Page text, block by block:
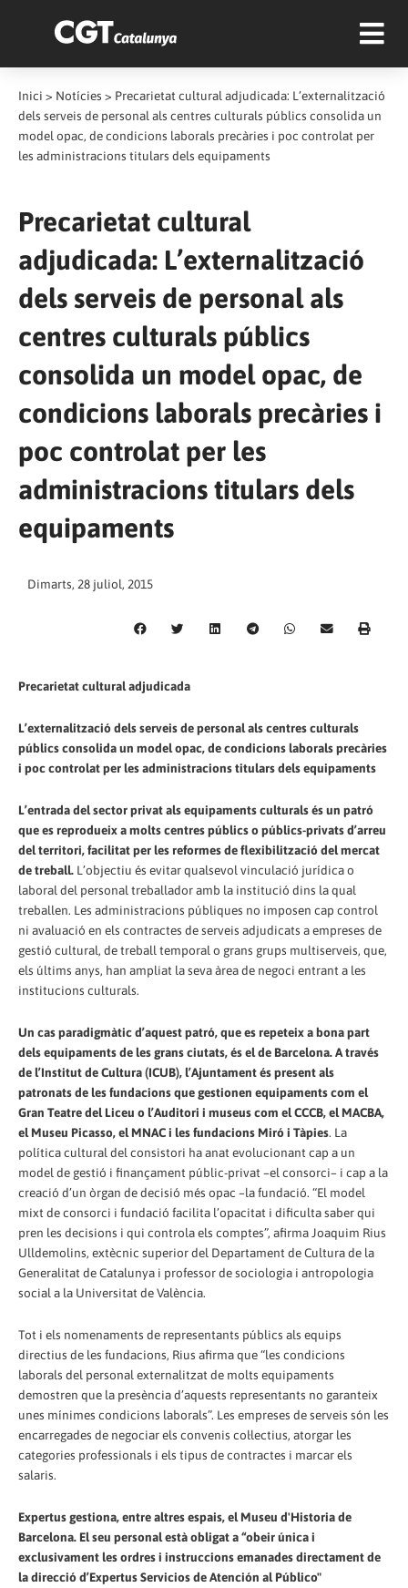
Inici > Notícies > Precarietat cultural adjudicada: L’externalització
dels serveis de personal als centres culturals públics consolida un
model opac, de condicions laborals precàries i poc controlat per
les administracions titulars dels equipaments
Precarietat cultural
adjudicada: L’externalització
dels serveis de personal als
centres culturals públics
consolida un model opac, de
condicions laborals precàries i
poc controlat per les
administracions titulars dels
equipaments
Dimarts, 28 juliol, 2015
Precarietat cultural adjudicada
L’externalització dels serveis de personal als centres culturals
públics consolida un model opac, de condicions laborals precàries
i poc controlat per les administracions titulars dels equipaments
L’entrada del sector privat als equipaments culturals és un patró
que es reprodueix a molts centres públics o públics-privats d’arreu
del territori, facilitat per les reformes de flexibilització del mercat
de treball. L’objectiu és evitar qualsevol vinculació jurídica o
laboral del personal treballador amb la institució dins la qual
treballen. Les administracions públiques no imposen cap control
ni avaluació en els contractes de serveis adjudicats a empreses de
gestió cultural, de treball temporal o grans grups multiserveis, que,
els últims anys, han ampliat la seva àrea de negoci entrant a les
institucions culturals.
Un cas paradigmàtic d’aquest patró, que es repeteix a bona part
dels equipaments de les grans ciutats, és el de Barcelona. A través
de l’Institut de Cultura (ICUB), l’Ajuntament és present als
patronats de les fundacions que gestionen equipaments com el
Gran Teatre del Liceu o l’Auditori i museus com el CCCB, el MACBA,
el Museu Picasso, el MNAC i les fundacions Miró i Tàpies. La
política cultural del consistori ha anat evolucionant cap a un
model de gestió i finançament públic-privat –el consorci– i cap a la
creació d’un òrgan de decisió més opac –la fundació. “El model
mixt de consorci i fundació facilita l’opacitat i dificulta saber qui
pren les decisions i qui controla els comptes”, afirma Joaquim Rius
Ulldemolins, extècnic superior del Departament de Cultura de la
Generalitat de Catalunya i professor de sociologia i antropologia
social a la Universitat de València.
Tot i els nomenaments de representants públics als equips
directius de les fundacions, Rius afirma que “les condicions
laborals del personal externalitzat de molts equipaments
demostren que la presència d’aquests representants no garanteix
unes mínimes condicions laborals”. Les empreses de serveis són les
encarregades de negociar els convenis col·lectius, atorgar les
categories professionals i els tipus de contractes i marcar els
salaris.
Expertus gestiona, entre altres espais, el Museu d'Historia de
Barcelona. El seu personal està obligat a “obeir única i
exclusivament les ordres i instruccions emanades directament de
la direcció d’Expertus Servicios de Atención al Público"